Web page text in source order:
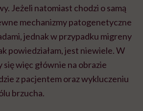
Jeżeli natomiast chodzi o samą
mechanizmy patogenetyczne
jednak w przypadku migreny
powiedziałam, jest niewiele. W
więc głównie na obrazie
z pacjentem oraz wykluczeniu
brzucha.